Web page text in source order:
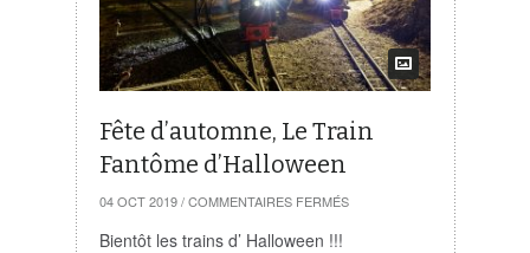
Fête d’automne, Le Train
Fantôme d’Halloween
04 OCT 2019 / COMMENTAIRES FERMÉSSUR
Bientôt les trains d’ Halloween !!!